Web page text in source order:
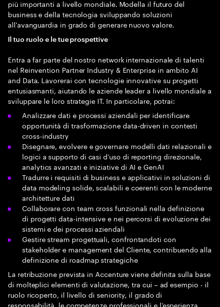
più importanti a livello mondiale. Modella il futuro del
business e della tecnologia sviluppando soluzioni
all'avanguardia in grado di generare nuovo valore.
Il tuo ruolo e le tue prospettive
Entra a far parte del nostro network internazionale di talenti
nel Reinvention Partner Industry & Enterprise in ambito AI
and Data. Lavorerai con tecnologie innovative su progetti
entusiasmanti, aiutando le aziende leader a livello mondiale a
sviluppare le loro strategie IT. In particolare, potrai:
Analizzare dati e processi aziendali per identificare
opportunità di trasformazione data-driven in contesti
cross-industry
Disegnare, evolvere e governare modelli dati relazionali e
logici a supporto di casi d’uso di reporting direzionale,
analytics avanzati e iniziative di AI e GenAI
Tradurre i requisiti di business e applicativi in soluzioni di
data modeling solide, scalabili e coerenti con le moderne
architetture dati
Collaborare con team cross funzionali nella definizione
di progetti data-intensive e nei percorsi di evoluzione dei
sistemi e dei processi aziendali
Gestire stream progettuali, confrontandoti con
stakeholder e management del Cliente, contribuendo alla
definizione di roadmap strategiche
La retribuzione prevista in Accenture viene definita sulla base
di molteplici elementi di valutazione, tra cui – ad esempio - il
ruolo ricoperto, il livello di seniority, il grado di
responsabilità, le competenze professionali e l’esperienza